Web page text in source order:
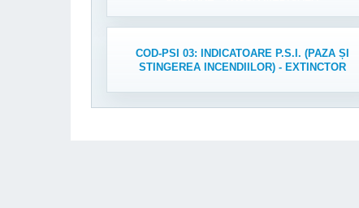
COD-PSI 03: INDICATOARE P.S.I. (PAZA ȘI
STINGEREA INCENDIILOR) - EXTINCTOR